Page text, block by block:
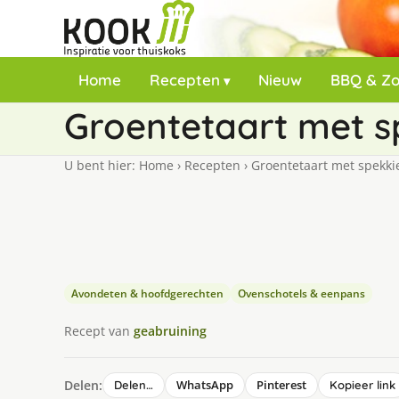
Home Recepten Nieuw BBQ &
Groentetaart met
U bent hier: Home › Recepten › Groentetaart met
Avondeten & hoofdgerechten Ovenschotels & eenpans
Recept van geabruining
Delen: Delen… WhatsApp Pinterest Kopieer link